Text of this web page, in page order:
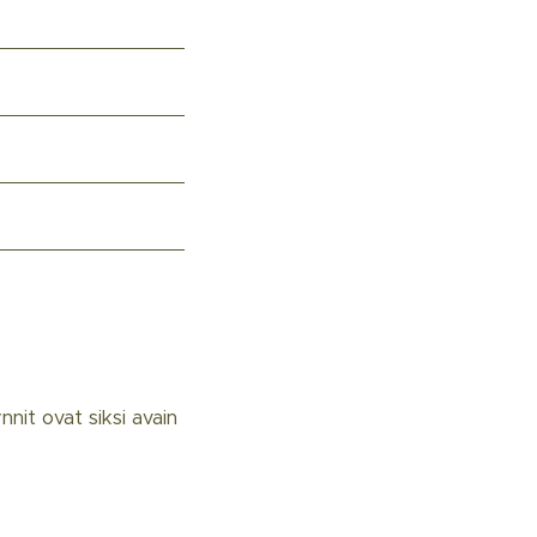
pidempään.
ovat siksi avain